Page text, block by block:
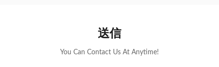
送信
You Can Contact Us At Anytime!